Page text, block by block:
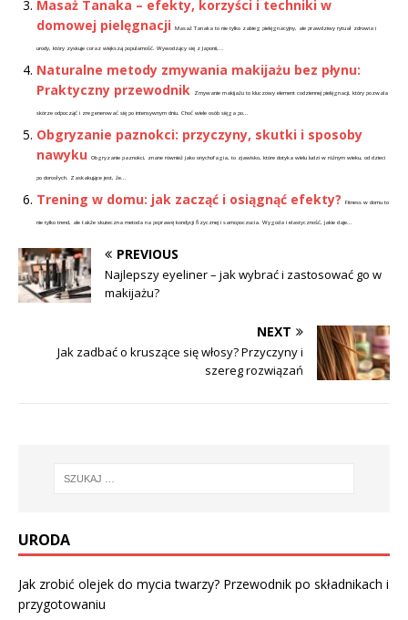
Masaż Tanaka – efekty, korzyści i techniki w
domowej pielęgnacji
Masaż Tanaka to nie tylko zabieg pielęgnacyjny, ale prawdziwy rytuał zdrowia i
urody, który zyskuje coraz większą popularność. Wywodzący się z Japonii,...
Naturalne metody zmywania makijażu bez płynu:
Praktyczny przewodnik
Zmywanie makijażu to kluczowy element codziennej pielęgnacji, który pozwala
skórze odpocząć i zregenerować się po intensywnym dniu. Choć wiele osób sięga po...
Obgryzanie paznokci: przyczyny, skutki i sposoby
nawyku
Obgryzanie paznokci, znane również jako onychofagia, to zjawisko, które dotyka wielu ludzi w różnym wieku, od dzieci
po dorosłych. Zaskakujące jest, że...
Trening w domu: jak zacząć i osiągnąć efekty? Fitness w domu to
nie tylko trend, ale także skuteczna metoda na poprawę kondycji fizycznej i samopoczucia. Wygoda i elastyczność, jakie daje...
PREVIOUS
Najlepszy eyeliner – jak wybrać i zastosować go w
makijażu?
NEXT
Jak zadbać o kruszące się włosy? Przyczyny i
szereg rozwiązań
URODA
Jak zrobić olejek do mycia twarzy? Przewodnik po składnikach i
przygotowaniu